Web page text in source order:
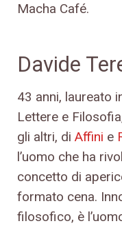
Macha Café.
Davide
43 anni, laureato
Lettere e
gli altri, di Affini e
l’uomo che ha
concetto di
formato cena.
filosofico, è